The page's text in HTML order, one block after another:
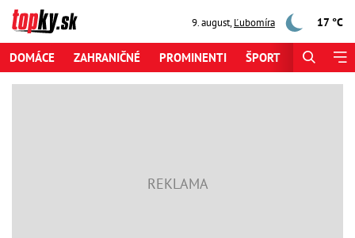
9. august,Ľubomíra 17 °C
DOMÁCE ZAHRANIČNÉ PROMINENTI ŠPORT